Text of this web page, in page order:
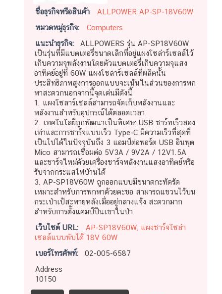
ชื่อธุรกิจหรือสินค้า
ALLPOWER AP-SP-18V60W
หมวดหมู่ธุรกิจ:
Computers
แนะนำธุรกิจ:
ALLPOWERS รุ่น AP-SP18V60W
เป็นรุ่นที่มีแบตเตอรี่ขนาดเล็กที่อยู่แผงโซล่าร์เซลล์ไว้
เก็บความจุพลังงานโดยตัวแบตเตอรี่เก็บความจุแสง
อาทิตย์อยู่ที่ 60W แผงโซลาร์เซลล์ที่ผลิตนั้น
ประสิทธิภาพสูงการออกแบบจะเน้นในส่วนของการพก
พาสะดวกนอกจากนี้จุดเด่นมีดังนี้
1. แผงโซลาร์เซลล์สามารถจัดเก็บพลังงานและ
พลังงานสำหรับอุปกรณ์ได้ตลอดเวลา
2. เทคโนโลยีถูกพัฒนาเป็นพิเศษ: USB ชาร์ทเร็วสอง
เท่าและการชาร์จแบบเร็ว Type-C มีความเร็วที่สุดที่
เป็นไปได้ในปัจจุบันถึง 3 แอมป์ต่อพอร์ต USB อินพุต
Mico สามารถเชื่อมต่อ 5V3A / 9V2A / 12V1.5A
และชาร์จใหม่ด้วยเครื่องชาร์จพลังงานแสงอาทิตย์หรือ
รับจากกระแสไฟบ้านได้
3. AP-SP18V60W ถูกออกแบบมีขนาดกะทัดรัด
เหมาะสำหรับการพกพาด้วยตะขอ สามารถแขวนไว้บน
กระเป๋าเป้สะพายหลังเมื่ออยู่กลางแจ้ง สะดวกมาก
สำหรับการตั้งแคมป์ปีนเขาในป่า
เว็บไซต์ URL:
AP-SP18V60W, แผงชาร์จโซล่า
เซลล์แบบพับได้ 18V 60W
เบอร์โทรศัพท์:
02-005-6587
Address
10150